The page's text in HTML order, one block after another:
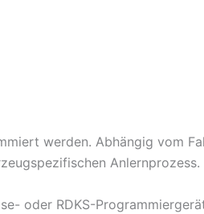
werden. Abhängig vom
Anlernprozess.
oder RDKS-